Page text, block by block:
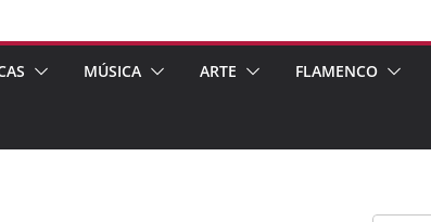
MÚSICA ARTE FLAMENCO